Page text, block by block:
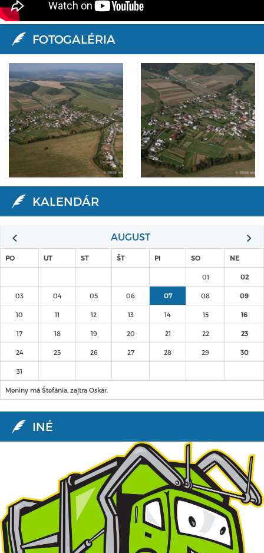
FOTOGALÉRIA
KALENDÁR
AUGUST
PO UT ST ŠT PI SO NE
01 02
03 04 05 06 07 08 09
10 11 12 13 14 15 16
17 18 19 20 21 22 23
24 25 26 27 28 29 30
31
Meniny má Štefánia, zajtra Oskár.
INÉ